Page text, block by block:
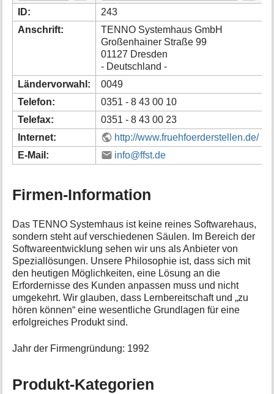
o
n
u
S
e
e
ID:
243
Anschrift:
TENNO Systemhaus GmbH
Großenhainer Straße 99
01127 Dresden
- Deutschland -
Ländervorwahl:
0049
Telefon:
0351 - 8 43 00 10
Telefax:
0351 - 8 43 00 23
Internet:
http://www.fruehfoerderstellen.de/
E-Mail:
info@ffst.de
Firmen-Information
Das TENNO Systemhaus ist keine reines Softwarehaus,
sondern steht auf verschiedenen Säulen. Im Bereich der
Softwareentwicklung sehen wir uns als Anbieter von
Speziallösungen. Unsere Philosophie ist, dass sich mit
den heutigen Möglichkeiten, eine Lösung an die
Erfordernisse des Kunden anpassen muss und nicht
umgekehrt. Wir glauben, dass Lernbereitschaft und „zu
hören können“ eine wesentliche Grundlagen für eine
erfolgreiches Produkt sind.
Jahr der Firmengründung: 1992
Produkt-Kategorien